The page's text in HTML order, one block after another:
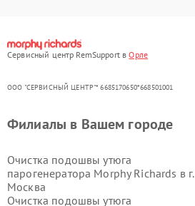
Сервисный центр RemSupport вОрле
ООО "СЕРВИСНЫЙ ЦЕНТР"* 6685170650*668501001
Филиалы в Вашем городе
Очистка подошвы утюга
парогенератора Morphy Richards в г.
Москва
Очистка подошвы утюга